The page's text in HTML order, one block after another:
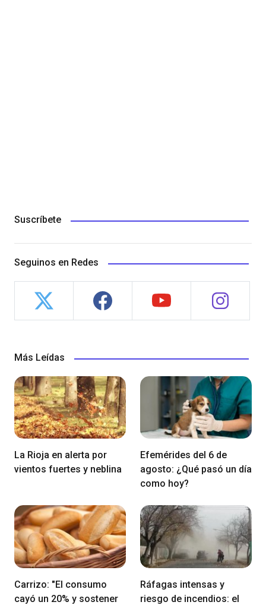
Suscríbete
Seguinos en Redes
Más Leídas
La Rioja en alerta por
vientos fuertes y neblina
Efemérides del 6 de
agosto: ¿Qué pasó un día
como hoy?
Carrizo: "El consumo
cayó un 20% y sostener
Ráfagas intensas y
riesgo de incendios: el